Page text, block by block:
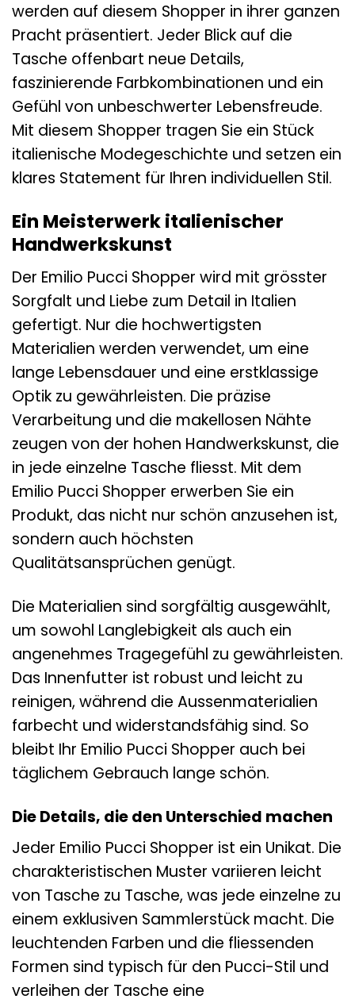
werden auf diesem Shopper in ihrer ganzen
Pracht präsentiert. Jeder Blick auf die
Tasche offenbart neue Details,
faszinierende Farbkombinationen und ein
Gefühl von unbeschwerter Lebensfreude.
Mit diesem Shopper tragen Sie ein Stück
italienische Modegeschichte und setzen ein
klares Statement für Ihren individuellen Stil.
Ein Meisterwerk italienischer
Handwerkskunst
Der Emilio Pucci Shopper wird mit grösster
Sorgfalt und Liebe zum Detail in Italien
gefertigt. Nur die hochwertigsten
Materialien werden verwendet, um eine
lange Lebensdauer und eine erstklassige
Optik zu gewährleisten. Die präzise
Verarbeitung und die makellosen Nähte
zeugen von der hohen Handwerkskunst, die
in jede einzelne Tasche fliesst. Mit dem
Emilio Pucci Shopper erwerben Sie ein
Produkt, das nicht nur schön anzusehen ist,
sondern auch höchsten
Qualitätsansprüchen genügt.
Die Materialien sind sorgfältig ausgewählt,
um sowohl Langlebigkeit als auch ein
angenehmes Tragegefühl zu gewährleisten.
Das Innenfutter ist robust und leicht zu
reinigen, während die Aussenmaterialien
farbecht und widerstandsfähig sind. So
bleibt Ihr Emilio Pucci Shopper auch bei
täglichem Gebrauch lange schön.
Die Details, die den Unterschied machen
Jeder Emilio Pucci Shopper ist ein Unikat. Die
charakteristischen Muster variieren leicht
von Tasche zu Tasche, was jede einzelne zu
einem exklusiven Sammlerstück macht. Die
leuchtenden Farben und die fliessenden
Formen sind typisch für den Pucci-Stil und
verleihen der Tasche eine